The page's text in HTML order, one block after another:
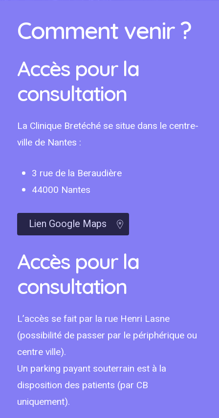
Comment venir ?
Accès pour la
consultation
La Clinique Bretéché se situe dans le centre-
ville de Nantes :
3 rue de la Beraudière
44000 Nantes
Lien Google Maps
Accès pour la
consultation
L’accès se fait par la rue Henri Lasne
(possibilité de passer par le périphérique ou
centre ville).
Un parking payant souterrain est à la
disposition des patients (par CB
uniquement).